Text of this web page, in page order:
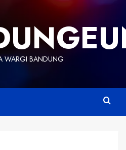
WARGI BANDUNG